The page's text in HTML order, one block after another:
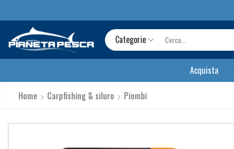
Categorie
Acquista
Home Carpfishing & siluro Piombi